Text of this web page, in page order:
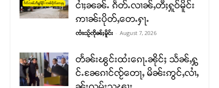
ငၢႆႈၼၼ်ႉ ၵဵတ်ႉလၢၼ်ႇတီႈႁူဝ်မိူင်း
ဢၢၼ်းပိုတ်ႇတေႉႁႃႉ
ၸၢႆးသႂ်ၸိုၼ်ႈမိူင်း - August 7, 2026
တႅၼ်းၽွင်းထႆးၵေႃႉၼိုင်ႈ သႅၼ်ႇႁွ
င်ႉၼႄၵၢင်ၸႂ်တေႃႇ မိၼ်းဢွင်ႇလၢႆႇ